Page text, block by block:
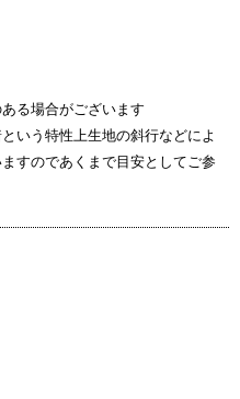
る場合がございます
いう特性上生地の斜行などによ
すのであくまで目安としてご参